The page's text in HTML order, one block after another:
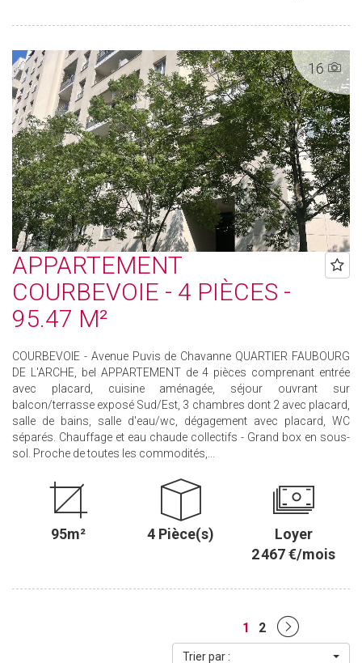
16
APPARTEMENT
COURBEVOIE - 4 PIÈCES -
95.47 M²
COURBEVOIE - Avenue Puvis de Chavanne QUARTIER FAUBOURG
DE L'ARCHE, bel APPARTEMENT de 4 pièces comprenant entrée
avec placard, cuisine aménagée, séjour ouvrant sur
balcon/terrasse exposé Sud/Est, 3 chambres dont 2 avec placard,
salle de bains, salle d'eau/wc, dégagement avec placard, WC
séparés. Chauffage et eau chaude collectifs - Grand box en sous-
sol. Proche de toutes les commodités,...
95m² 4 Pièce(s)
Loyer
2 467 €/mois
1 2
Trier par :